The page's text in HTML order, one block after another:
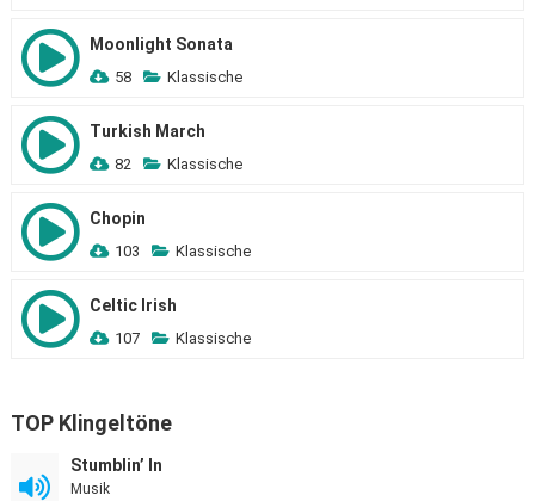
Moonlight Sonata
58 Klassische
Turkish March
82 Klassische
Chopin
103 Klassische
Celtic Irish
107 Klassische
TOP Klingeltöne
Stumblin’ In
Musik